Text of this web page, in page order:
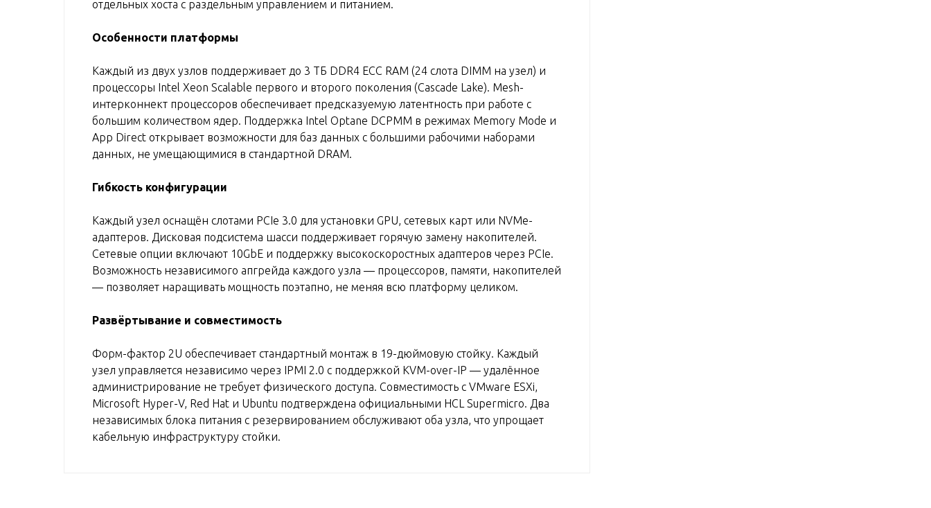
отдельных хоста с раздельным управлением и питанием.
Особенности платформы
Каждый из двух узлов поддерживает до 3 ТБ DDR4 ECC RAM (24 слота DIMM на узел) и
процессоры Intel Xeon Scalable первого и второго поколения (Cascade Lake). Mesh-
интерконнект процессоров обеспечивает предсказуемую латентность при работе с
большим количеством ядер. Поддержка Intel Optane DCPMM в режимах Memory Mode и
App Direct открывает возможности для баз данных с большими рабочими наборами
данных, не умещающимися в стандартной DRAM.
Гибкость конфигурации
Каждый узел оснащён слотами PCIe 3.0 для установки GPU, сетевых карт или NVMe-
адаптеров. Дисковая подсистема шасси поддерживает горячую замену накопителей.
Сетевые опции включают 10GbE и поддержку высокоскоростных адаптеров через PCIe.
Возможность независимого апгрейда каждого узла — процессоров, памяти, накопителей
— позволяет наращивать мощность поэтапно, не меняя всю платформу целиком.
Развёртывание и совместимость
Форм-фактор 2U обеспечивает стандартный монтаж в 19-дюймовую стойку. Каждый
узел управляется независимо через IPMI 2.0 с поддержкой KVM-over-IP — удалённое
администрирование не требует физического доступа. Совместимость с VMware ESXi,
Microsoft Hyper-V, Red Hat и Ubuntu подтверждена официальными HCL Supermicro. Два
независимых блока питания с резервированием обслуживают оба узла, что упрощает
кабельную инфраструктуру стойки.